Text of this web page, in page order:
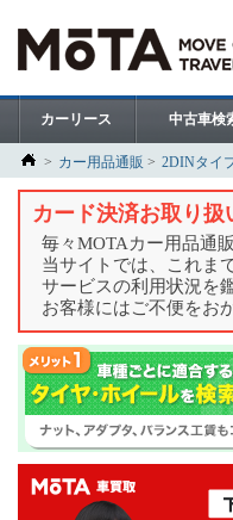
カーリース 中古車検
カー用品通販 2DINタイ
カード決済お取り扱
毎々MOTAカー用品通
当サイトでは、これま
サービスの利用状況を
お客様にはご不便をお